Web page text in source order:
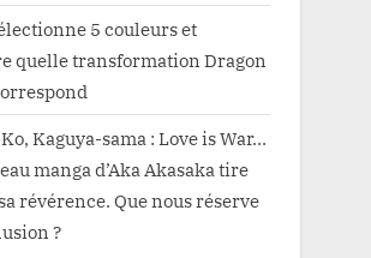
5 couleurs et
quelle transformation Dragon
Kaguya-sama : Love is War…
manga d’Aka Akasaka tire
révérence. Que nous réserve
?